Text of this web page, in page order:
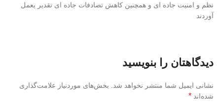
نظم و امنیت جاده ای و همچنین کاهش تصادفات جاده ای تقدیر یعمل
آوردند
دیدگاهتان را بنویسید
نشانی ایمیل شما منتشر نخواهد شد.
بخش‌های موردنیاز علامت‌گذاری
شده‌اند *